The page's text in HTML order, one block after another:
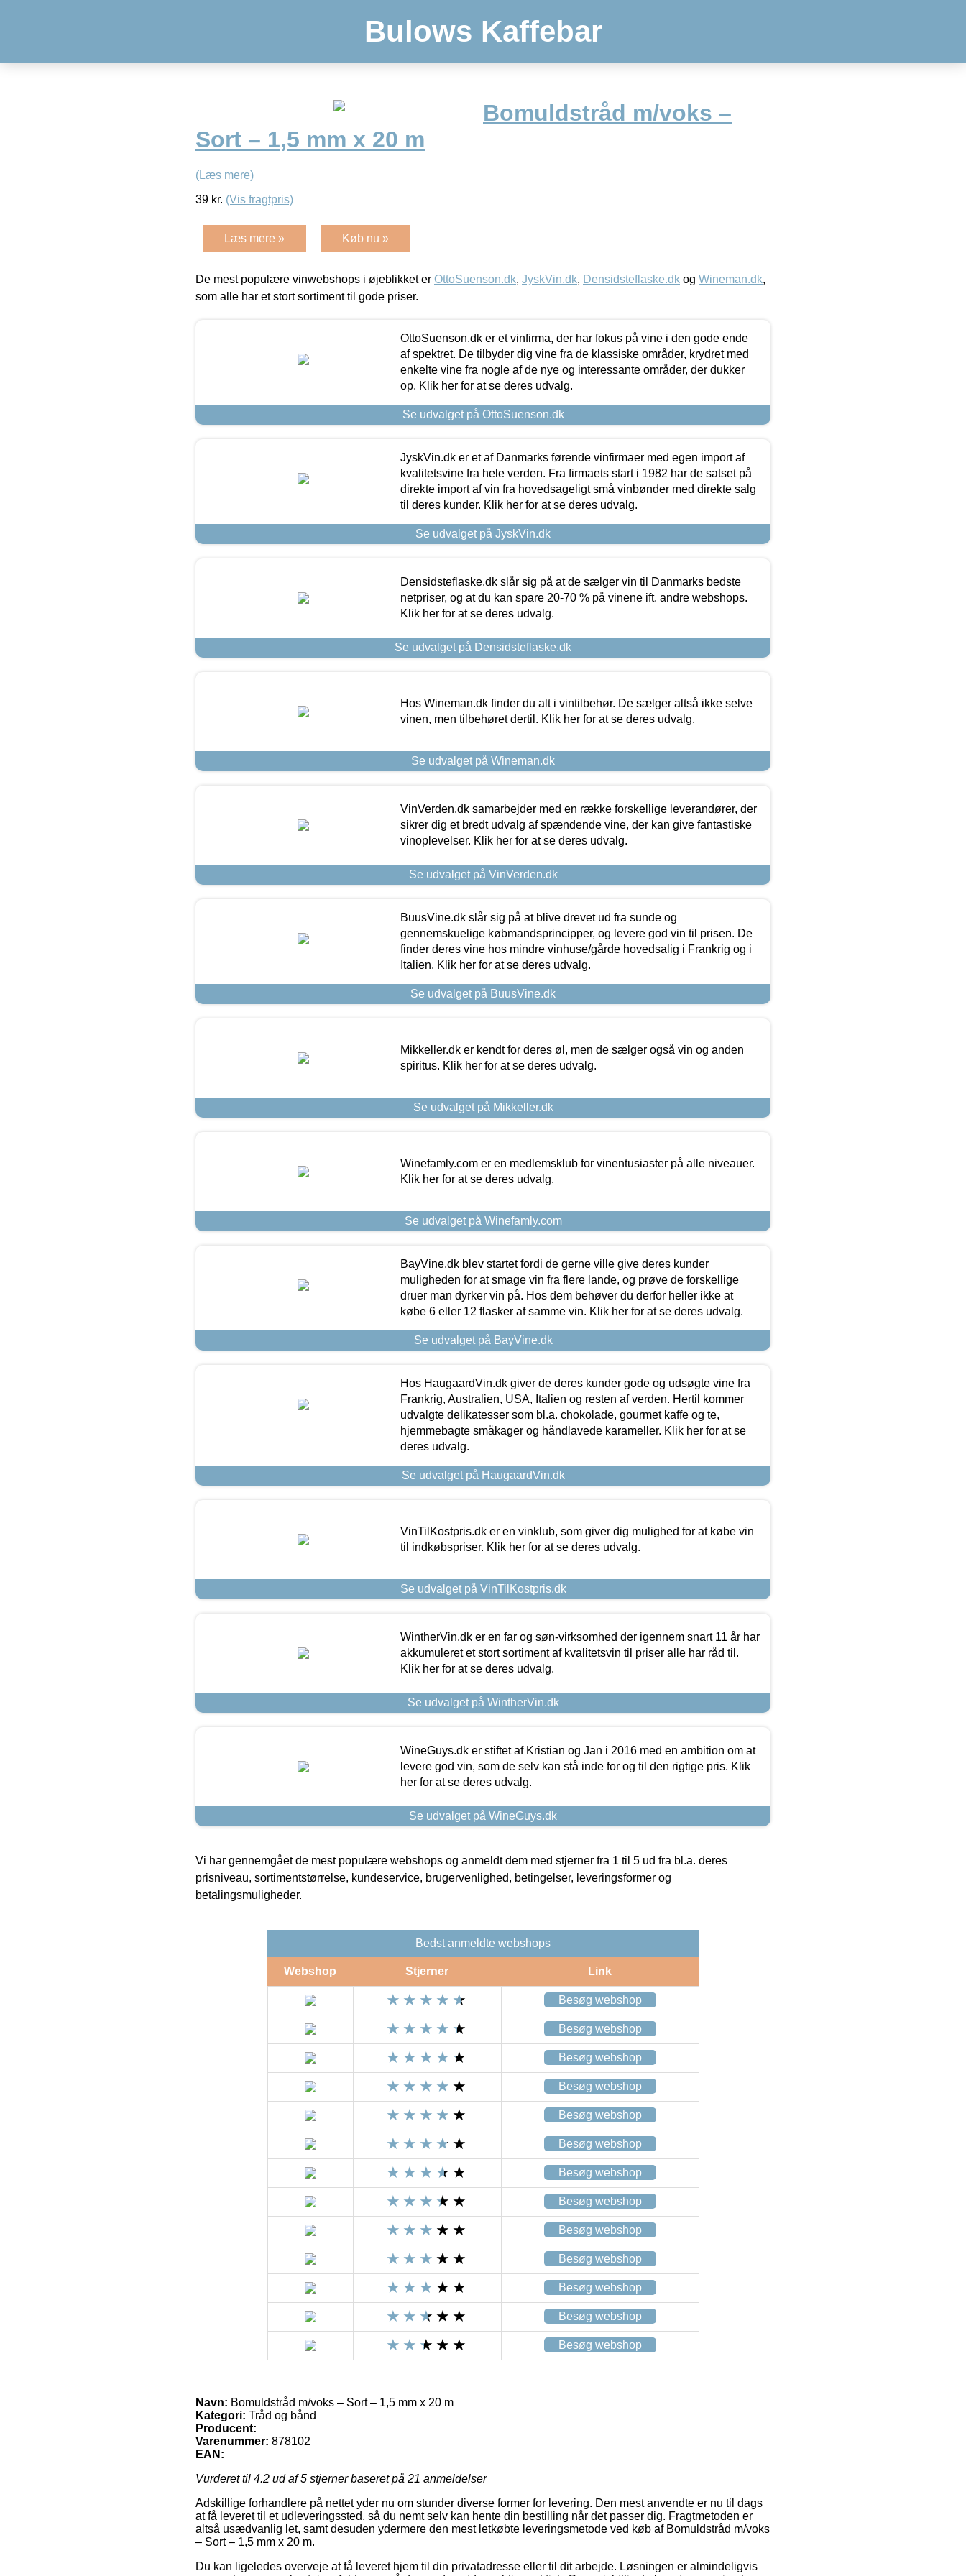
Bulows Kaffebar
Bomuldstråd m/voks –
Sort – 1,5 mm x 20 m
(Læs mere)
39 kr. (Vis fragtpris)
Læs mere » Køb nu »
De mest populære vinwebshops i øjeblikket er OttoSuenson.dk, JyskVin.dk, Densidsteflaske.dk og Wineman.dk,
som alle har et stort sortiment til gode priser.
OttoSuenson.dk er et vinfirma, der har fokus på vine i den gode ende
af spektret. De tilbyder dig vine fra de klassiske områder, krydret med
enkelte vine fra nogle af de nye og interessante områder, der dukker
op. Klik her for at se deres udvalg.
Se udvalget på OttoSuenson.dk
JyskVin.dk er et af Danmarks førende vinfirmaer med egen import af
kvalitetsvine fra hele verden. Fra firmaets start i 1982 har de satset på
direkte import af vin fra hovedsageligt små vinbønder med direkte salg
til deres kunder. Klik her for at se deres udvalg.
Se udvalget på JyskVin.dk
Densidsteflaske.dk slår sig på at de sælger vin til Danmarks bedste
netpriser, og at du kan spare 20-70 % på vinene ift. andre webshops.
Klik her for at se deres udvalg.
Se udvalget på Densidsteflaske.dk
Hos Wineman.dk finder du alt i vintilbehør. De sælger altså ikke selve
vinen, men tilbehøret dertil. Klik her for at se deres udvalg.
Se udvalget på Wineman.dk
VinVerden.dk samarbejder med en række forskellige leverandører, der
sikrer dig et bredt udvalg af spændende vine, der kan give fantastiske
vinoplevelser. Klik her for at se deres udvalg.
Se udvalget på VinVerden.dk
BuusVine.dk slår sig på at blive drevet ud fra sunde og
gennemskuelige købmandsprincipper, og levere god vin til prisen. De
finder deres vine hos mindre vinhuse/gårde hovedsalig i Frankrig og i
Italien. Klik her for at se deres udvalg.
Se udvalget på BuusVine.dk
Mikkeller.dk er kendt for deres øl, men de sælger også vin og anden
spiritus. Klik her for at se deres udvalg.
Se udvalget på Mikkeller.dk
Winefamly.com er en medlemsklub for vinentusiaster på alle niveauer.
Klik her for at se deres udvalg.
Se udvalget på Winefamly.com
BayVine.dk blev startet fordi de gerne ville give deres kunder
muligheden for at smage vin fra flere lande, og prøve de forskellige
druer man dyrker vin på. Hos dem behøver du derfor heller ikke at
købe 6 eller 12 flasker af samme vin. Klik her for at se deres udvalg.
Se udvalget på BayVine.dk
Hos HaugaardVin.dk giver de deres kunder gode og udsøgte vine fra
Frankrig, Australien, USA, Italien og resten af verden. Hertil kommer
udvalgte delikatesser som bl.a. chokolade, gourmet kaffe og te,
hjemmebagte småkager og håndlavede karameller. Klik her for at se
deres udvalg.
Se udvalget på HaugaardVin.dk
VinTilKostpris.dk er en vinklub, som giver dig mulighed for at købe vin
til indkøbspriser. Klik her for at se deres udvalg.
Se udvalget på VinTilKostpris.dk
WintherVin.dk er en far og søn-virksomhed der igennem snart 11 år har
akkumuleret et stort sortiment af kvalitetsvin til priser alle har råd til.
Klik her for at se deres udvalg.
Se udvalget på WintherVin.dk
WineGuys.dk er stiftet af Kristian og Jan i 2016 med en ambition om at
levere god vin, som de selv kan stå inde for og til den rigtige pris. Klik
her for at se deres udvalg.
Se udvalget på WineGuys.dk
Vi har gennemgået de mest populære webshops og anmeldt dem med stjerner fra 1 til 5 ud fra bl.a. deres
prisniveau, sortimentstørrelse, kundeservice, brugervenlighed, betingelser, leveringsformer og
betalingsmuligheder.
Bedst anmeldte webshops
Webshop Stjerner Link
Besøg webshop
Besøg webshop
Besøg webshop
Besøg webshop
Besøg webshop
Besøg webshop
Besøg webshop
Besøg webshop
Besøg webshop
Besøg webshop
Besøg webshop
Besøg webshop
Besøg webshop
Navn: Bomuldstråd m/voks – Sort – 1,5 mm x 20 m
Kategori: Tråd og bånd
Producent:
Varenummer: 878102
EAN:
Vurderet til 4.2 ud af 5 stjerner baseret på 21 anmeldelser
Adskillige forhandlere på nettet yder nu om stunder diverse former for levering. Den mest anvendte er nu til dags
at få leveret til et udleveringssted, så du nemt selv kan hente din bestilling når det passer dig. Fragtmetoden er
altså usædvanlig let, samt desuden ydermere den mest letkøbte leveringsmetode ved køb af Bomuldstråd m/voks
– Sort – 1,5 mm x 20 m.
Du kan ligeledes overveje at få leveret hjem til din privatadresse eller til dit arbejde. Løsningen er almindeligvis